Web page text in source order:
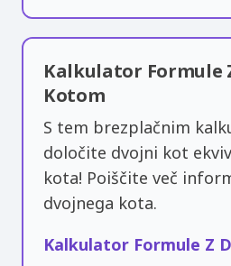
Kalkulator Formule
Kotom
S tem brezplačnim
določite dvojni kot
kota! Poiščite več
dvojnega kota.
Kalkulator Formule Z